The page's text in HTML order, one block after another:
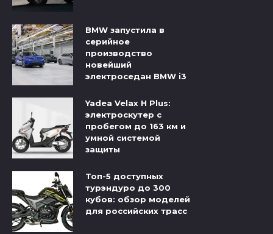
BMW запустила в
серийное
производство
новейший
электроседан BMW i3
Yadea Velax H Plus:
электроскутер с
пробегом до 163 км и
умной системой
защиты
Топ-5 доступных
турэндуро до 300
кубов: обзор моделей
для российских трасс